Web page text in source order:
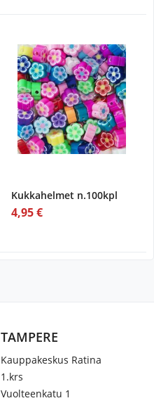
Kukkahelmet n.100kpl
4,95 €
TAMPERE
Kauppakeskus Ratina
1.krs
Vuolteenkatu 1